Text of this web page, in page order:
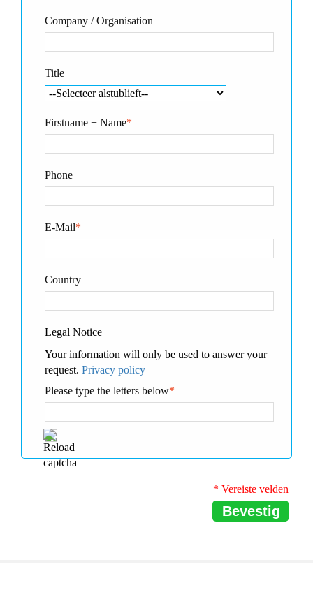
Company / Organisation
Title
*
Firstname + Name
Phone
*
E-Mail
Country
Legal Notice
Your information will only be used to answer your
request. Privacy policy
*
Please type the letters below
* Vereiste velden
Bevestig